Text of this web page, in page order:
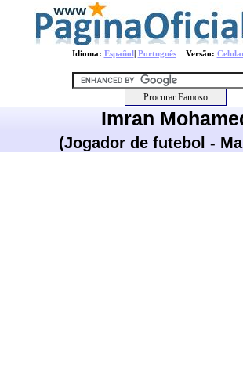
Idioma: Español| PortuguêsVersão:
Imran
(Jogador de futebol -